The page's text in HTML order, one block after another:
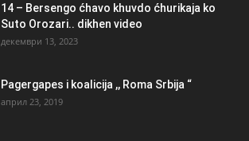
14 – Bersengo ćhavo khuvdo ćhurikaja ko
Suto Orozari.. dikhen video
декември 13, 2023
Pagergapes i koalicija ,, Roma Srbija “
април 23, 2019